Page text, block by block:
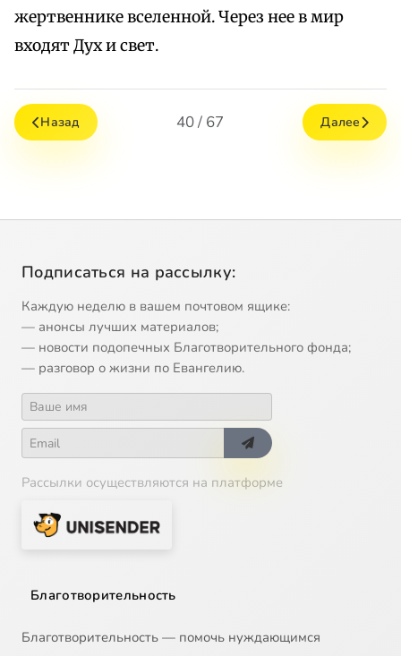
жертвеннике вселенной. Через нее в мир
входят Дух и свет.
Назад 40 / 67 Далее
Подписаться на рассылку:
Каждую неделю в вашем почтовом ящике:
— анонсы лучших материалов;
— новости подопечных Благотворительного фонда;
— разговор о жизни по Евангелию.
Рассылки осуществляются на платформе
Благотворительность
Благотворительность — помочь нуждающимся